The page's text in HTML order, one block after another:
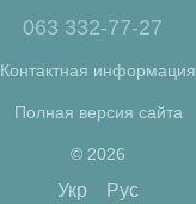
063 332-77-27
Контактная информация
Полная версия сайта
© 2026
Укр Рус